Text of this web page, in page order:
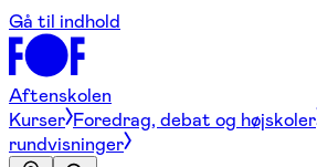
Gå til indhold
Aftenskolen
Kurser Foredrag, debat og højskoler
rundvisninger